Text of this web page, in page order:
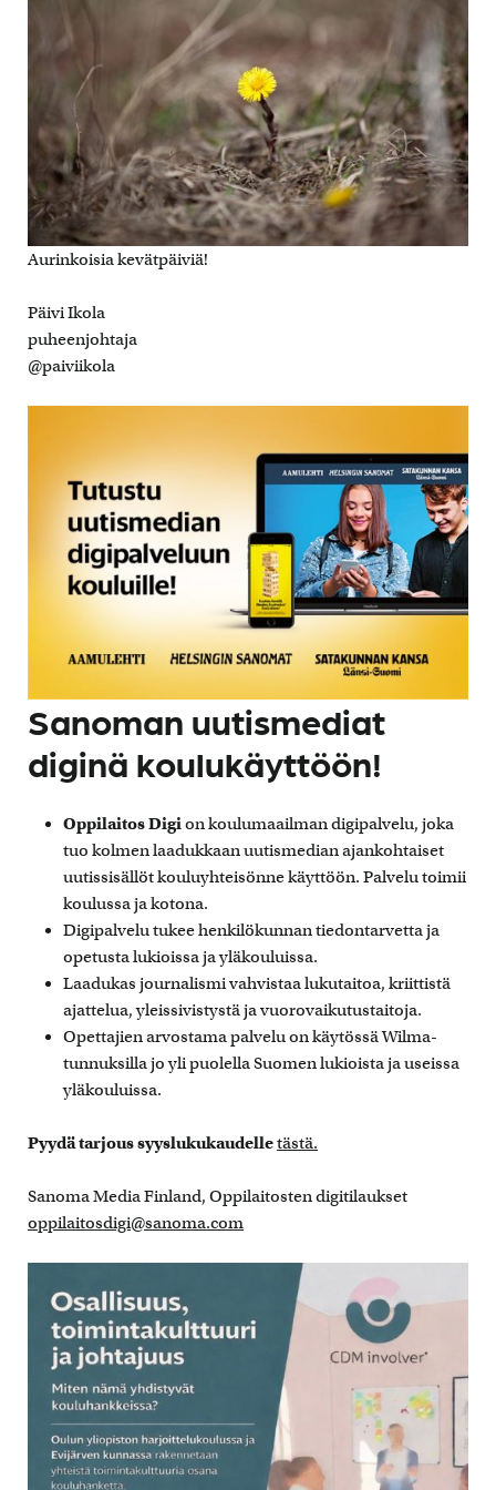
Aurinkoisia kevätpäiviä!
Päivi Ikola
puheenjohtaja
@paiviikola
Sanoman uutismediat
diginä koulukäyttöön!
Oppilaitos Digion koulumaailman digipalvelu, joka
tuo kolmen laadukkaan uutismedian ajankohtaiset
uutissisällöt kouluyhteisönne käyttöön. Palvelu toimii
koulussa ja kotona.
Digipalvelu tukee henkilökunnan tiedontarvetta ja
opetusta lukioissa ja yläkouluissa.
Laadukas journalismi vahvistaa lukutaitoa, kriittistä
ajattelua, yleissivistystä ja vuorovaikutustaitoja.
Opettajien arvostama palvelu on käytössä Wilma-
tunnuksilla jo yli puolella Suomen lukioista ja useissa
yläkouluissa.
Pyydä tarjous syyslukukaudelletästä.
Sanoma Media Finland, Oppilaitosten digitilaukset
oppilaitosdigi@sanoma.com